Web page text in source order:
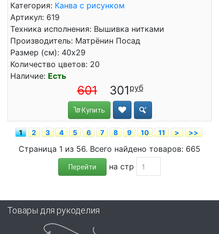
Категория: Канва с рисунком
Артикул: 619
Техника исполнения: Вышивка нитками
Производитель: Матрёнин Посад
Размер (см): 40x29
Количество цветов: 20
Наличие: Есть
601 301
Купить
1 2 3 4 5 6 7 8 9 10 11 > >>
Страница 1 из 56. Всего найдено товаров: 665
Перейти на стр
Товары для рукоделия